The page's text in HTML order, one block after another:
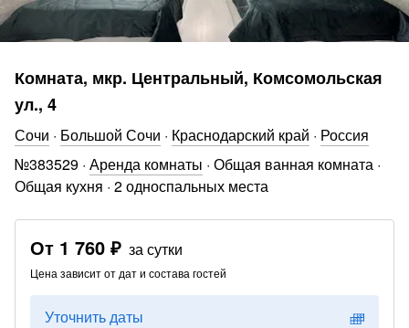
Комната, мкр. Центральный, Комсомольская
ул., 4
Сочи · Большой Сочи · Краснодарский край · Россия
№383529 · Аренда комнаты · Общая ванная комната ·
Общая кухня · 2 односпальных места
От 1 760 ₽ за сутки
Цена зависит от дат и состава гостей
Уточнить даты